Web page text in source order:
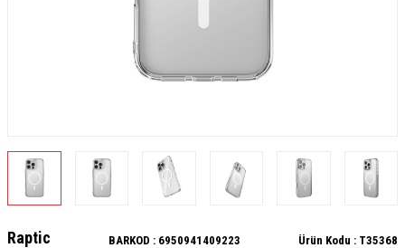
Raptic BARKOD : 6950941409223 Ürün Kodu : T35368